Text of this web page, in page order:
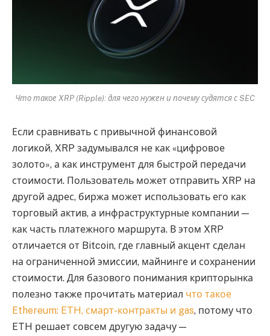
Что такое XRP (Ripple): для чего нужен и почему судятся с SEC
Если сравнивать с привычной финансовой
логикой, XRP задумывался не как «цифровое
золото», а как инструмент для быстрой передачи
стоимости. Пользователь может отправить XRP на
другой адрес, биржа может использовать его как
торговый актив, а инфраструктурные компании —
как часть платежного маршрута. В этом XRP
отличается от Bitcoin, где главный акцент сделан
на ограниченной эмиссии, майнинге и сохранении
стоимости. Для базового понимания крипторынка
полезно также прочитать материал что такое
Ethereum: ETH, смарт-контракты и gas, потому что
ETH решает совсем другую задачу —